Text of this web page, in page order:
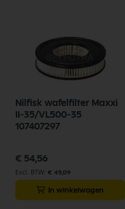
Nilfisk wafelfilter Maxxi
II-35/VL500-35
107407297
€ 54,56
€ 45,09
In winkelwagen